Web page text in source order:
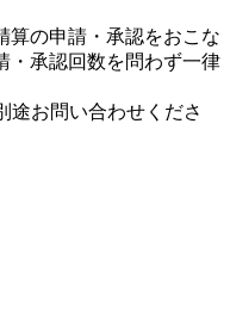
の申請・承認をおこな
・承認回数を問わず一律
お問い合わせくださ